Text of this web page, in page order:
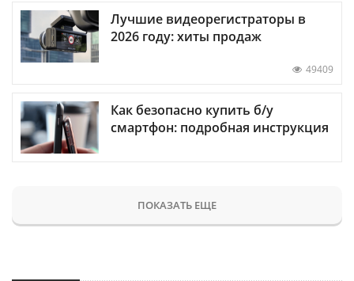
Лучшие видеорегистраторы в
2026 году: хиты продаж
49409
Как безопасно купить б/у
смартфон: подробная инструкция
ПОКАЗАТЬ ЕЩЕ